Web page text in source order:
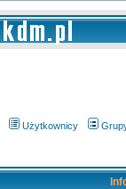
Użytkownicy